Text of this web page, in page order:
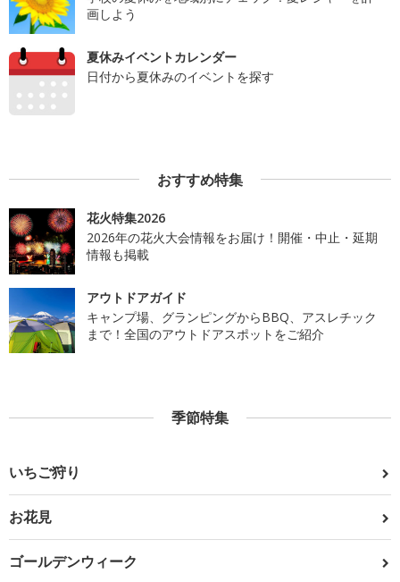
画しよう
夏休みイベントカレンダー
日付から夏休みのイベントを探す
おすすめ特集
花火特集2026
2026年の花火大会情報をお届け！開催・中止・延期
情報も掲載
アウトドアガイド
キャンプ場、グランピングからBBQ、アスレチック
まで！全国のアウトドアスポットをご紹介
季節特集
いちご狩り
お花見
ゴールデンウィーク